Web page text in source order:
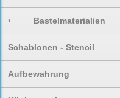
› Bastelmaterialien
Schablonen - Stencil
Aufbewahrung